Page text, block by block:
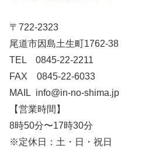
〒722-2323
尾道市因島土生町1762-38
TEL 0845-22-2211
FAX 0845-22-6033
MAIL info@in-no-shima.jp
【営業時間】
8時50分〜17時30分
※定休日：土・日・祝日